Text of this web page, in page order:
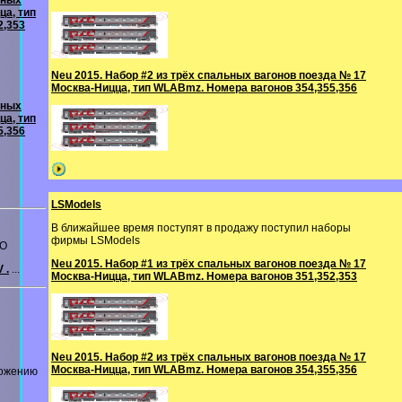
тип
тип
. ...
Neu 2015. Набор #2 из трёх спальных вагонов поезда № 17
Москва-Ницца, тип WLABmz. Номера вагонов 354,355,356
LSModels
В ближайшее время поступят в продажу поступил наборы
фирмы LSModels
Neu 2015. Набор #1 из трёх спальных вагонов поезда № 17
Москва-Ницца, тип WLABmz. Номера вагонов 351,352,353
Neu 2015. Набор #2 из трёх спальных вагонов поезда № 17
Москва-Ницца, тип WLABmz. Номера вагонов 354,355,356